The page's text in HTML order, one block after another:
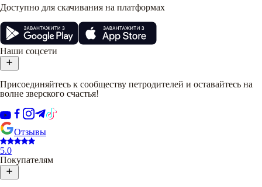
Доступно для скачивания на платформах
Наши соцсети
Присоединяйтесь к сообществу петродителей и оставайтесь на
волне зверского счастья!
Отзывы
5.0
Покупателям